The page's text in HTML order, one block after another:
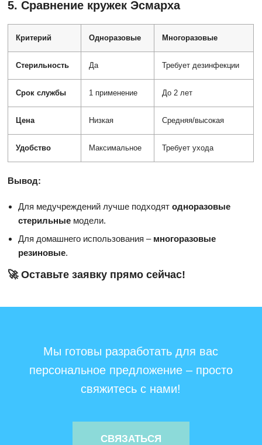
5. Сравнение кружек Эсмарха
Критерий Одноразовые Многоразовые
Стерильность Да Требует дезинфекции
Срок службы 1 применение До 2 лет
Цена Низкая Средняя/высокая
Удобство Максимальное Требует ухода
Вывод:
Для медучреждений лучше подходятодноразовые
стерильные модели.
Для домашнего использования – многоразовые
резиновые.
🚀 Оставьте заявку прямо сейчас!
Мы готовы разработать для вас
персональное предложение – просто
свяжитесь с нами!
СВЯЗАТЬСЯ